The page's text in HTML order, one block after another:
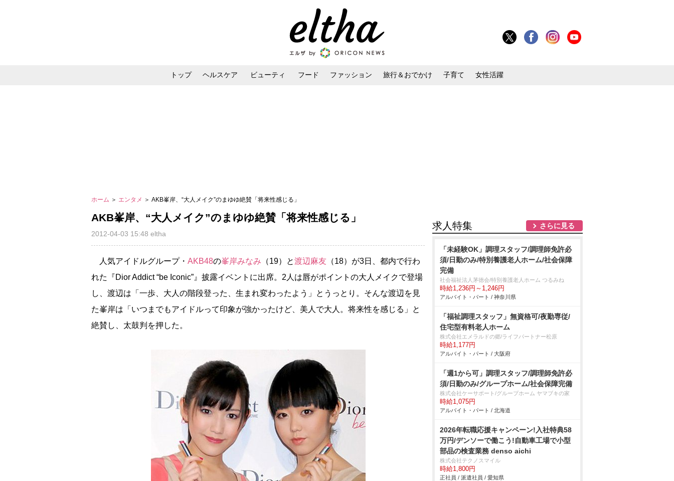
トップ ヘルスケア ビューティ フード ファッション 旅行＆おでかけ 子育て 女性活躍
ホーム ＞ エンタメ ＞ AKB峯岸、“大人メイク”のまゆゆ絶賛「将来性感じる」
AKB峯岸、“大人メイク”のまゆゆ絶賛「将来性感じる」
2012-04-03 15:48 eltha
人気アイドルグループ・ AKB48の峯岸みなみ （19）と渡辺麻友 （18）が3日、都内で行わ
れた『Dior Addict “be Iconic”』披露イベントに出席。2人は唇がポイントの大人メイクで登場
し、渡辺は「一歩、大人の階段登った、生まれ変わったよう」とうっとり。そんな渡辺を見
た峯岸は「いつまでもアイドルって印象が強かったけど、美人で大人。将来性を感じる」と
絶賛し、太鼓判を押した。
求人特集 さらに見る
「未経験OK」調理スタッフ/調理師免許必
須/日勤のみ/特別養護老人ホーム/社会保障
完備
社会福祉法人茅徳会/特別養護老人ホーム つるみね
時給1,236円～1,246円
アルバイト・パート / 神奈川県
「福祉調理スタッフ」無資格可/夜勤専従/
住宅型有料老人ホーム
株式会社エメラルドの郷/ライフパートナー松原
時給1,177円
アルバイト・パート / 大阪府
「週1から可」調理スタッフ/調理師免許必
須/日勤のみ/グループホーム/社会保障完備
株式会社ケーサポート/グループホーム ヤマブキの家
時給1,075円
アルバイト・パート / 北海道
2026年転職応援キャンペーン!入社特典58
万円/デンソーで働こう!自動車工場で小型
部品の検査業務 denso aichi
株式会社テクノスマイル
時給1,800円
正社員 / 派遣社員 / 愛知県